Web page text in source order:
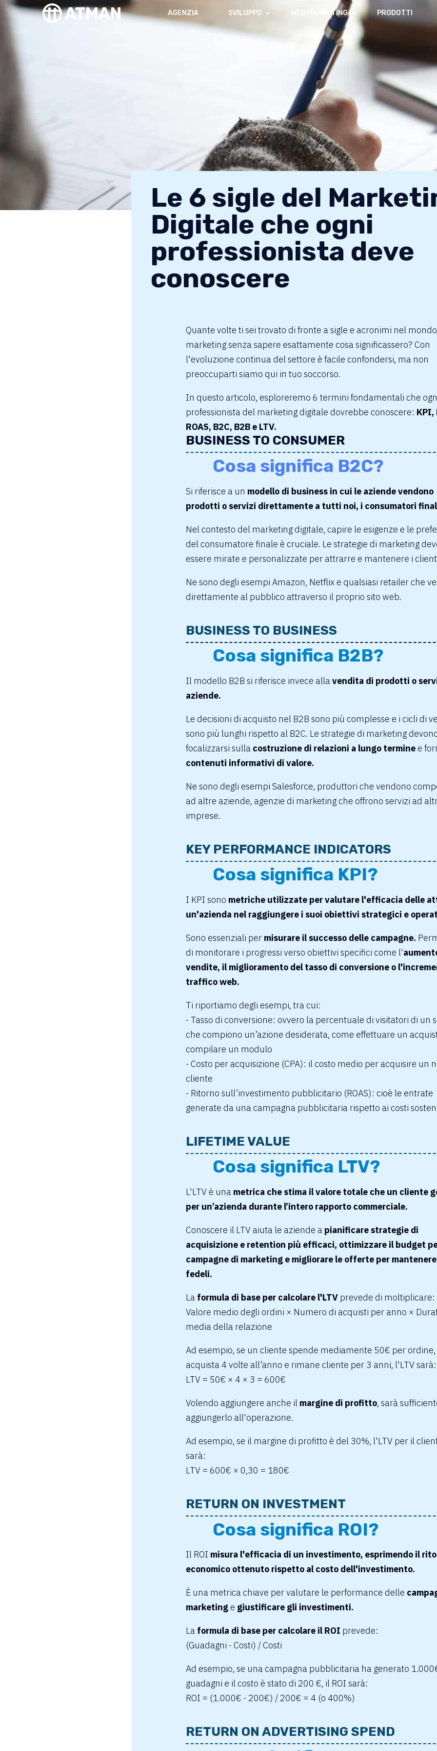
AGENZIA SVILUPPO WEB MARKETING PRODOTTI
Le 6 sigle del
Digitale che ogni
professionista deve
conoscere
Quante volte ti sei trovato di fronte a sigle e acronimi nel
marketing senza sapere esattamente cosa significassero? Con
l'evoluzione continua del settore è facile confondersi, ma non
preoccuparti siamo qui in tuo soccorso.
In questo articolo, esploreremo 6 termini fondamentali che
professionista del marketing digitale dovrebbe conoscere: KPI,
ROAS, B2C, B2B e LTV.
BUSINESS TO CONSUMER
Cosa significa B2C?
Si riferisce a un modello di business in cui le aziende vendono
prodotti o servizi direttamente a tutti noi, i consumatori
Nel contesto del marketing digitale, capire le esigenze e le
del consumatore finale è cruciale. Le strategie di marketing
essere mirate e personalizzate per attrarre e mantenere i
Ne sono degli esempiAmazon, Netflixequalsiasi retailer che
direttamente al pubblico attraverso il proprio sito web.
BUSINESS TO BUSINESS
Cosa significa B2B?
Il modello B2B si riferisce invece allavendita di prodotti o
aziende.
Le decisioni di acquisto nel B2B sono più complesse e i cicli di
sono più lunghi rispetto al B2C. Le strategie di marketing
focalizzarsi sulla costruzione di relazioni a lungo terminee
contenuti informativi di valore.
Ne sono degli esempiSalesforce, produttori che vendono
ad altre aziende, agenzie di marketing che offrono servizi ad
imprese.
KEY PERFORMANCE INDICATORS
Cosa significa KPI?
I KPI sono metriche utilizzate per valutare l'efficacia delle
un'azienda nel raggiungere i suoi obiettivi strategici e
Sono essenziali per misurare il successo delle campagne.
di monitorare i progressi verso obiettivi specifici come l'
vendite, il miglioramento del tasso di conversione o
traffico web.
Ti riportiamo degli esempi, tra cui:
- Tasso di conversione: ovvero la percentuale di visitatori di un
che compiono un’azione desiderata, come effettuare un
compilare un modulo
-Costo per acquisizione (CPA): il costo medio per acquisire un
cliente
- Ritorno sull’investimento pubblicitario (ROAS): cioè le entrate
generate da una campagna pubblicitaria rispetto ai costi
LIFETIME VALUE
Cosa significa LTV?
L'LTV è una metrica che stima il valore totale che un cliente
per un’azienda durante l’intero rapporto commerciale.
Conoscere il LTV aiuta le aziende a pianificare strategie di
acquisizione e retention più efficaci, ottimizzare il budget
campagne di marketing e migliorare le offerte per
fedeli.
La formula di base per calcolare l'LTV prevede di moltiplicare:
Valore medio degli ordini × Numero di acquisti per anno ×
media della relazione
Ad esempio, se un cliente spende mediamente 50€ per ordine,
acquista 4 volte all’anno e rimane cliente per 3 anni, l'LTV sarà:
LTV = 50€ × 4 × 3 = 600€
Volendo aggiungere anche il margine di profitto, sarà
aggiungerlo all'operazione.
Ad esempio, se il margine di profitto è del 30%, l'LTV per il
sarà:
LTV = 600€ × 0,30 = 180€
RETURN ON INVESTMENT
Cosa significa ROI?
Il ROI misura l'efficacia di un investimento, esprimendo il
economico ottenuto rispetto al costo dell'investimento.
È una metrica chiave per valutare le performance delle
marketinge giustificare gli investimenti.
La formula di base per calcolare il ROI prevede:
(Guadagni - Costi) / Costi
Ad esempio, se una campagna pubblicitaria ha generato
guadagni e il costo è stato di 200 €, il ROI sarà:
ROI = (1.000€ - 200€) / 200€ = 4 (o 400%)
RETURN ON ADVERTISING SPEND